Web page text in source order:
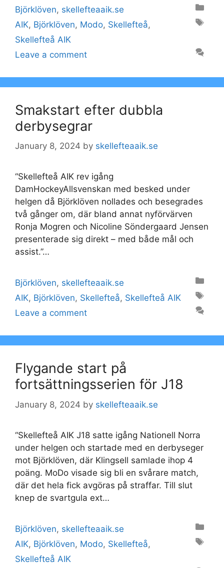
Categories
Björklöven, skellefteaaik.se
Tags
AIK, Björklöven, Modo, Skellefteå,
Skellefteå AIK
Leave a comment
Smakstart efter dubbla
derbysegrar
January 8, 2024 by skellefteaaik.se
“Skellefteå AIK rev igång
DamHockeyAllsvenskan med besked under
helgen då Björklöven nollades och besegrades
två gånger om, där bland annat nyförvärven
Ronja Mogren och Nicoline Söndergaard Jensen
presenterade sig direkt – med både mål och
assist.”…
Categories
Björklöven, skellefteaaik.se
Tags
AIK, Björklöven, Skellefteå, Skellefteå AIK
Leave a comment
Flygande start på
fortsättningsserien för J18
January 8, 2024 by skellefteaaik.se
“Skellefteå AIK J18 satte igång Nationell Norra
under helgen och startade med en derbyseger
mot Björklöven, där Klingsell samlade ihop 4
poäng. MoDo visade sig bli en svårare match,
där det hela fick avgöras på straffar. Till slut
knep de svartgula ext…
Categories
Björklöven, skellefteaaik.se
Tags
AIK, Björklöven, Modo, Skellefteå,
Skellefteå AIK